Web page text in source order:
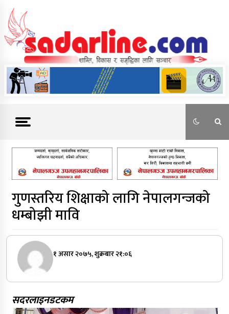
content
News For Nepal
गुणस्तरिय शिक्षाको लागि नेपालगन्जको
धम्बोझी मावि
१ असार २०७५, शुक्रबार २१:०६
सदरलाइनडटकम